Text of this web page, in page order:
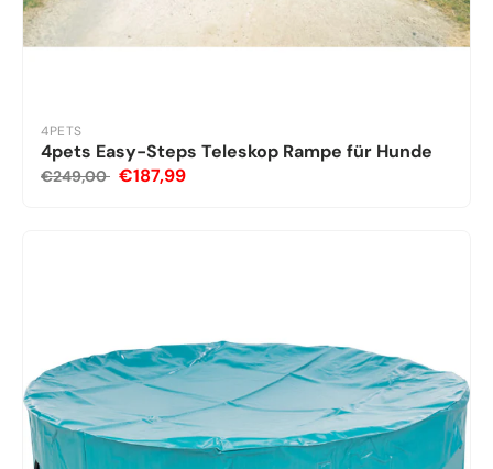
4PETS
4pets Easy-Steps Teleskop Rampe für Hunde
€249,00 €187,99